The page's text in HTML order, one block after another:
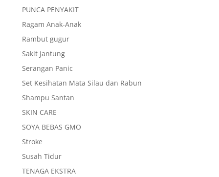
PUNCA PENYAKIT
Ragam Anak-Anak
Rambut gugur
Sakit Jantung
Serangan Panic
Set Kesihatan Mata Silau dan Rabun
Shampu Santan
SKIN CARE
SOYA BEBAS GMO
Stroke
Susah Tidur
TENAGA EKSTRA